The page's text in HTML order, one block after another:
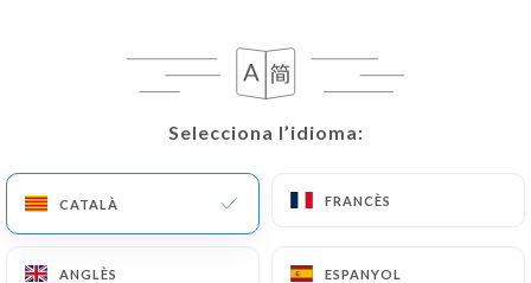
Selecciona l’idioma:
CATALÀ FRANCÈS
ANGLÈS ESPANYOL
Selecciona l’idioma:
CATALÀ FRANCÈS
ANGLÈS ESPANYOL